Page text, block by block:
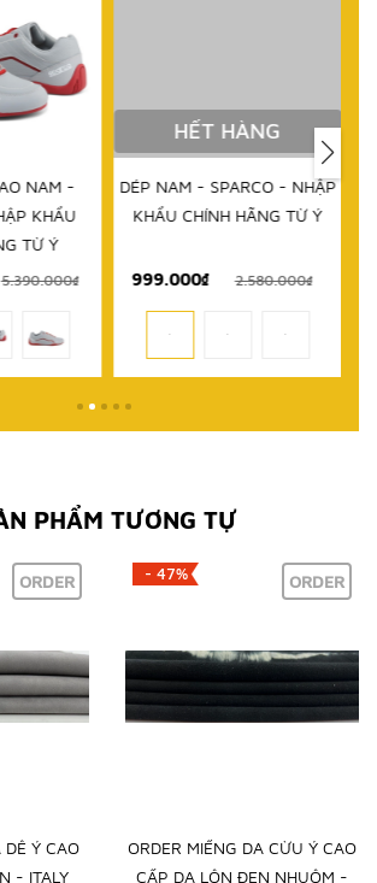
NAM -
KHẨU
TỪ Ý
5.390.000₫
HẾT HÀNG
DÉP NAM - SPARCO - NHẬP
KHẨU CHÍNH HÃNG TỪ Ý
999.000₫ 2.580.000₫
PHẨM TƯƠNG TỰ
ORDER
DÊ Ý CAO
- ITALY
- 47% ORDER
ORDER MIẾNG DA CỪU Ý CAO
CẤP DA LỘN ĐEN NHUỘM -